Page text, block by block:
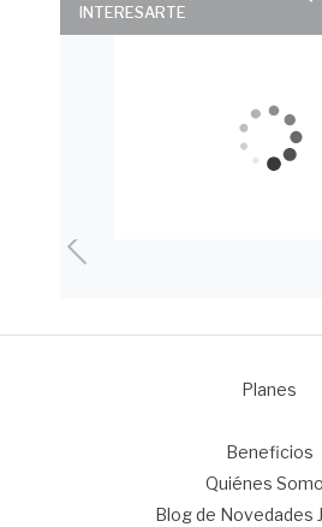
INTERESARTE
Planes
Beneficios
Quiénes
Blog de Novedades